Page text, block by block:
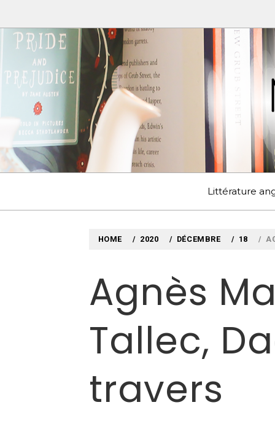
to
content
VOYAGES
Littérature
HOME 2020 DÉCEMBRE 18
Agnès
Tallec,
travers